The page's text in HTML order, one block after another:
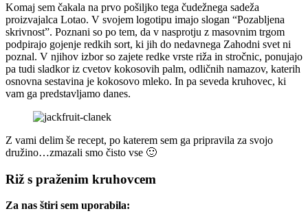
Komaj sem čakala na prvo pošiljko tega čudežnega sadeža
proizvajalca Lotao. V svojem logotipu imajo slogan “Pozabljena
skrivnost”. Poznani so po tem, da v nasprotju z masovnim trgom
podpirajo gojenje redkih sort, ki jih do nedavnega Zahodni svet ni
poznal. V njihov izbor so zajete redke vrste riža in stročnic, ponujajo
pa tudi sladkor iz cvetov kokosovih palm, odličnih namazov, katerih
osnovna sestavina je kokosovo mleko. In pa seveda kruhovec, ki
vam ga predstavljamo danes.
Z vami delim še recept, po katerem sem ga pripravila za svojo
družino…zmazali smo čisto vse 🙂
Riž s praženim kruhovcem
Za nas štiri sem uporabila: